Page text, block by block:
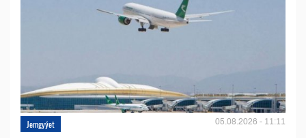
Jemgyýet 05.08.2026 - 11:11